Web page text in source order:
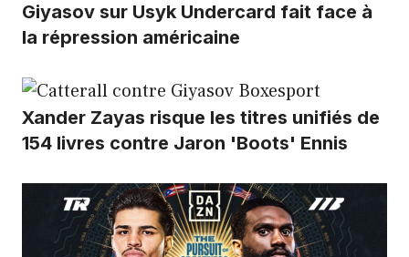
Giyasov sur Usyk Undercard fait face à
la répression américaine
Xander Zayas risque les titres unifiés de
154 livres contre Jaron 'Boots' Ennis